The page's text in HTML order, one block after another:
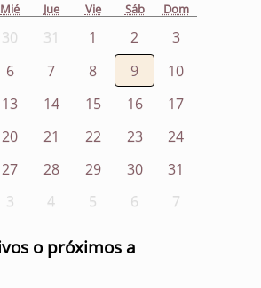
Mié Jue Vie Sáb Dom
30 31 1 2
3
6 7 8 9
10
13 14 15 16
17
20 21 22 23
24
27 28 29 30
31
3 4 5 6 7
o próximos a